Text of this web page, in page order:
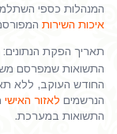
המנהלות כספי
איכות השירות
תאריך הפקת הנתונים: 21/07/2026
התשואות שמפרסם
החודש העוקב, ללא
הנרשמים לאזור האישי
התשואות במערכת.